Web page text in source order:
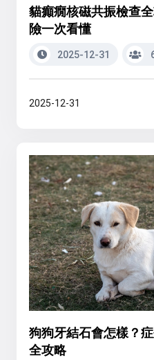
貓癲癇核磁共振檢查
險一次看懂
2025-12-31
2025-12-31
狗狗牙結石會怎樣？
全攻略